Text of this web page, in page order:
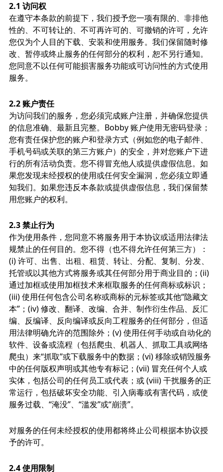
2.1 访问权
在遵守本条款的前提下，我们授予您一项有限的、非排他
性的、不可转让的、不可再许可的、可撤销的许可，允许
您仅为个人目的下载、安装和使用服务。我们保留随时修
改、暂停或终止服务的任何部分的权利，恕不另行通知。
您同意不以任何可能损害服务功能或可访问性的方式使用
服务。
2.2 账户责任
为访问我们的服务，您必须完成账户注册，并确保您提供
的信息准确、最新且完整。Bobby 账户使用无密码登录；
您有责任保护您的账户和登录方式（例如您的电子邮件、
手机号码或关联的第三方账户）的安全，并对您账户下进
行的所有活动负责。您不得冒充他人或提供虚假信息。如
果您发现未经授权的使用或任何安全漏洞，您必须立即通
知我们。如果您违反本条款或提供虚假信息，我们保留禁
用您账户的权利。
2.3 禁止行为
作为使用条件，您同意不将服务用于本协议或适用法律法
规禁止的任何目的。您不得（也不得允许任何第三方）：
(i) 许可、出售、出租、租赁、转让、分配、复制、分发、
托管或以其他方式将服务或其任何部分用于商业目的；(ii)
通过加框或使用加框技术来框取服务的任何商标或标识；
(iii) 使用任何包含公司名称或商标的元标签或其他“隐藏文
本”；(iv) 修改、翻译、改编、合并、制作衍生作品、反汇
编、反编译、反向编译或反向工程服务的任何部分，但适
用法律明确允许的范围除外；(v) 使用任何手动或自动化的
软件、设备或流程（包括爬虫、机器人、抓取工具或网络
爬虫）来“抓取”或下载服务中的数据；(vi) 移除或销毁服务
中的任何版权声明或其他专有标记；(vii) 冒充任何个人或
实体，包括公司的任何员工或代表；或 (viii) 干扰服务的正
常运行，包括破坏安全功能、引入病毒或有害代码，或使
服务过载、“淹没”、“滥发”或“崩溃”。
对服务的任何未经授权的使用都将终止公司根据本协议授
予的许可。
2.4 使用限制